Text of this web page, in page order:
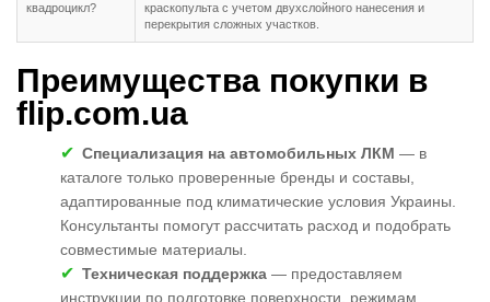
квадроцикл?
краскопульта с учетом двухслойного нанесения и
перекрытия сложных участков.
Преимущества покупки в
flip.com.ua
Специализация на автомобильных ЛКМ — в
каталоге только проверенные бренды и составы,
адаптированные под климатические условия Украины.
Консультанты помогут рассчитать расход и подобрать
совместимые материалы.
Техническая поддержка — предоставляем
инструкции по подготовке поверхности, режимам